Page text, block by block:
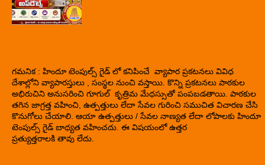
గమనిక : హిందూ టెంపుల్స్ గైడ్ లో కనిపించే వ్యాపార ప్రకటనలు వివిధ
దేశాల్లోని వ్యాపారస్తులు , సంస్థల నుంచి వస్తాయి. కొన్ని ప్రకటనలు పాఠకుల
అభిరుచిని అనుసరించి గూగుల్ కృత్రిమ మేధస్సుతో పంపబడతాయి. పాఠకుల
తగిన జాగ్రత్త వహించి, ఉత్పత్తులు లేదా సేవల గురించి సముచిత విచారణ చేసి
కొనుగోలు చేయాలి. ఆయా ఉత్పత్తులు / సేవల నాణ్యత లేదా లోపాలకు హిందూ
టెంపుల్స్ గైడ్ బాధ్యత వహించదు. ఈ విషయంలో ఉత్తర
ప్రత్యుత్తరాలకి తావు లేదు.